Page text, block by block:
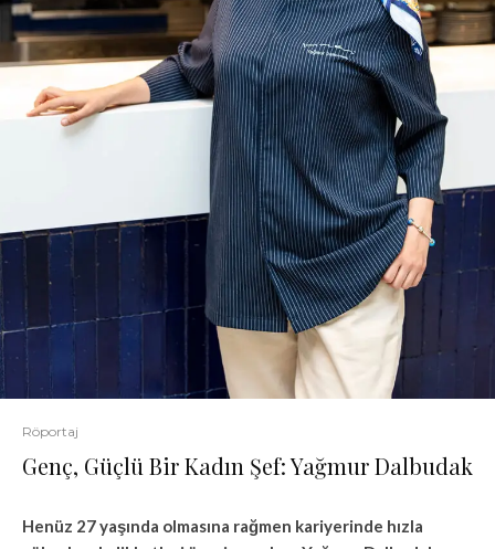
Röportaj
Genç, Güçlü Bir Kadın Şef: Yağmur Dalbudak
Henüz 27 yaşında olmasına rağmen kariyerinde hızla